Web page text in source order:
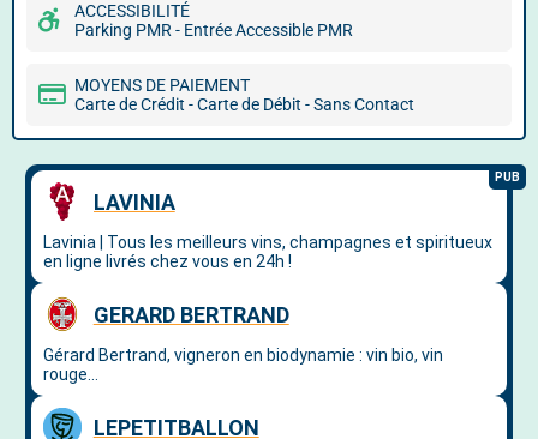
ACCESSIBILITÉ
Parking PMR - Entrée Accessible PMR
MOYENS DE PAIEMENT
Carte de Crédit - Carte de Débit - Sans Contact